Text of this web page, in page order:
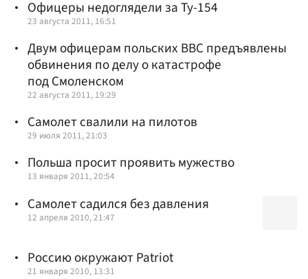
Офицеры недоглядели за Ту-154
23 августа 2011, 16:51
Двум офицерам польских ВВС предъявлены
обвинения по делу о катастрофе
под Смоленском
22 августа 2011, 19:29
Самолет свалили на пилотов
29 июля 2011, 21:03
Польша просит проявить мужество
13 января 2011, 20:54
Самолет садился без давления
12 апреля 2010, 21:47
Россию окружают Patriot
21 января 2010, 13:31